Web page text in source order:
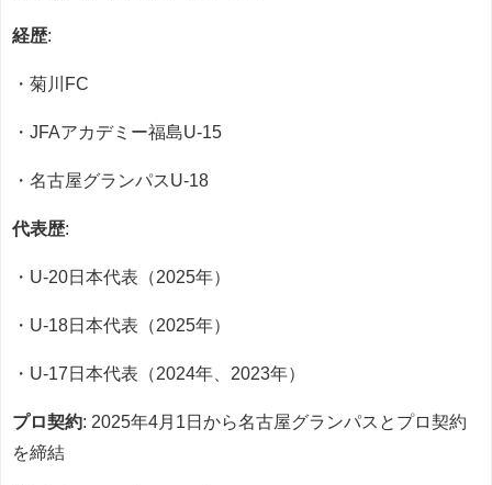
経歴:
・菊川FC
・JFAアカデミー福島U-15
・名古屋グランパスU-18
代表歴:
・U-20日本代表（2025年）
・U-18日本代表（2025年）
・U-17日本代表（2024年、2023年）
プロ契約: 2025年4月1日から名古屋グランパスとプロ契約
を締結